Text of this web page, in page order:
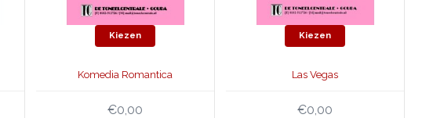
Kiezen
Komedia Romantica
€0,00
Kiezen
Las Vegas
€0,00